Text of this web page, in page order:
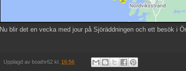
Nu blir det en vecka med jour på Sjöräddningen och ett besök i
Upplagd av boathr62 kl. 16:56